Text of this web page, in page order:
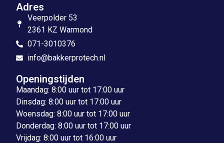
Adres
Veerpolder 53
2361 KZ Warmond
071-3010376
info@bakkerprotech.nl
Openingstijden
Maandag: 8:00 uur tot 17:00 uur
Dinsdag: 8:00 uur tot 17:00 uur
Woensdag: 8:00 uur tot 17:00 uur
Donderdag: 8:00 uur tot 17:00 uur
Vrijdag: 8:00 uur tot 16:00 uur